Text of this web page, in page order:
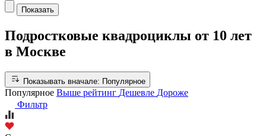
Показать
Подростковые квадроциклы от 10 лет
в Москве
Показывать вначале: Популярное
Популярное Выше рейтинг Дешевле Дороже
Фильтр